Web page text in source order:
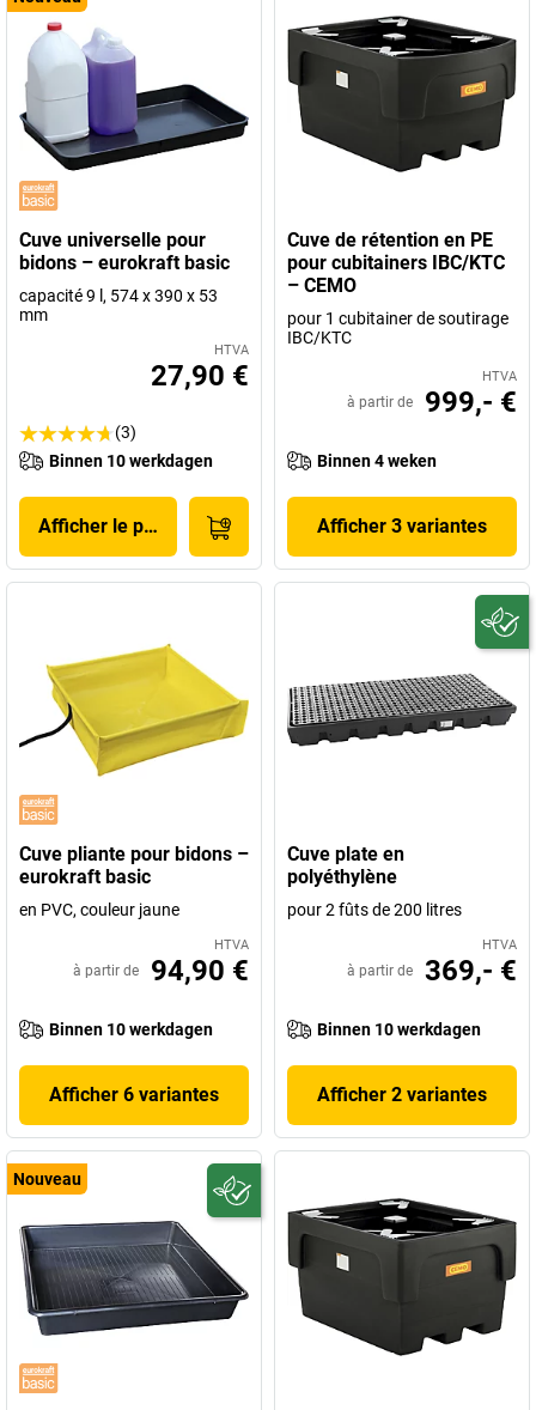
Cuve universelle pour
bidons – eurokraft basic
capacité 9 l, 574 x 390 x 53
mm
HTVA
27,90 €
(3)
Binnen 10 werkdagen
Afficher le produit
Cuve de rétention en PE
pour cubitainers IBC/KTC
– CEMO
pour 1 cubitainer de soutirage
IBC/KTC
HTVA
à partir de 999,- €
Binnen 4 weken
Afficher 3 variantes
Cuve pliante pour bidons –
eurokraft basic
en PVC, couleur jaune
HTVA
à partir de 94,90 €
Binnen 10 werkdagen
Afficher 6 variantes
Cuve plate en
polyéthylène
pour 2 fûts de 200 litres
HTVA
à partir de 369,- €
Binnen 10 werkdagen
Afficher 2 variantes
Nouveau